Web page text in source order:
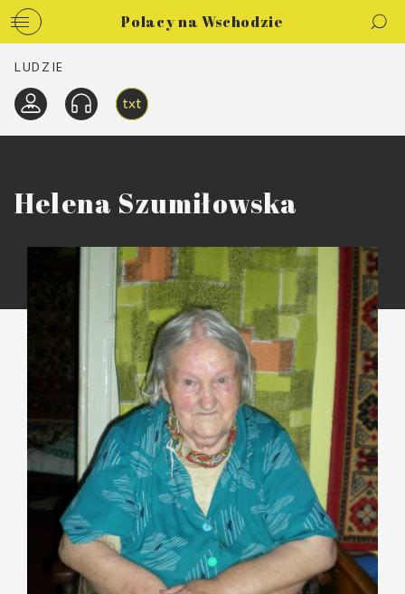
Polacy na Wschodzie
LUDZIE
Helena Szumiłowska